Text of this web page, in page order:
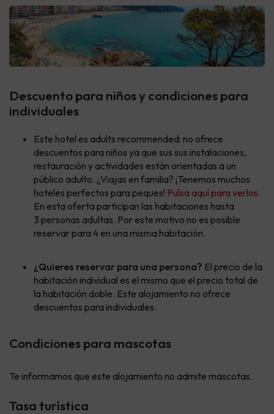
Descuento para niños y condiciones para
individuales
Este hotel es adults recommended: no ofrece
descuentos para niños ya que sus sus instalaciones,
restauración y actividades están orientadas a un
público adulto. ¿Viajas en familia? ¡Tenemos muchos
hoteles perfectos para peques! Pulsa aquí para verlos.
En esta oferta participan las habitaciones hasta
3 personas adultas. Por este motivo no es posible
reservar para 4 en una misma habitación.
¿Quieres reservar para una persona? El precio de la
habitación individual es el mismo que el precio total de
la habitación doble. Este alojamiento no ofrece
descuentos para individuales.
Condiciones para mascotas
Te informamos que este alojamiento no admite mascotas.
Tasa turística